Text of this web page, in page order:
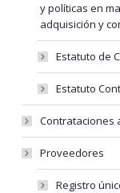
y políticas en
adquisición y
Estatuto de
Estatuto
Contrataciones
Proveedores
Registro